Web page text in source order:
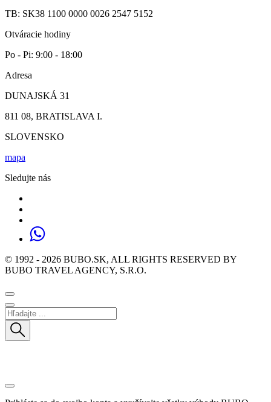
TB: SK38 1100 0000 0026 2547 5152
Otváracie hodiny
Po - Pi: 9:00 - 18:00
Adresa
DUNAJSKÁ 31
811 08, BRATISLAVA I.
SLOVENSKO
mapa
Sledujte nás
© 1992 - 2026 BUBO.SK, ALL RIGHTS RESERVED BY
BUBO TRAVEL AGENCY, S.R.O.